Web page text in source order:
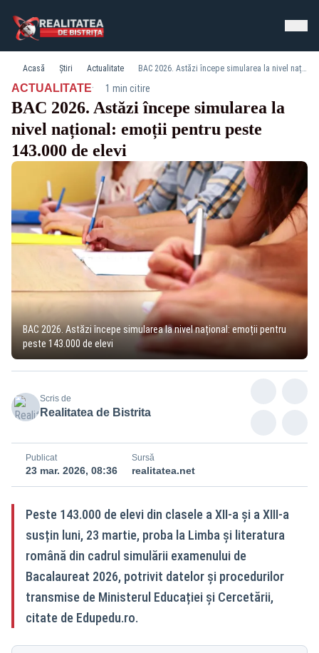
Acasă Știri Actualitate BAC 2026. Astăzi începe simularea la nivel național: emoții pentru peste 143.000 de elevi
ACTUALITATE· 1 min citire
BAC 2026. Astăzi începe simularea la
nivel național: emoții pentru peste
143.000 de elevi
BAC 2026. Astăzi începe simularea la nivel național: emoții pentru
peste 143.000 de elevi
Scris de
Realitatea de Bistrita
Publicat
23 mar. 2026, 08:36
Sursă
realitatea.net
Peste 143.000 de elevi din clasele a XII‑a și a XIII‑a
susțin luni, 23 martie, proba la Limba și literatura
română din cadrul simulării examenului de
Bacalaureat 2026, potrivit datelor și procedurilor
transmise de Ministerul Educației și Cercetării,
citate de Edupedu.ro.